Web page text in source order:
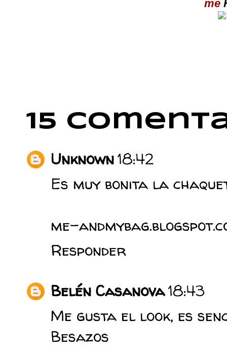
me
15
Unknown18:42
Es muy bonita la
me-
Responder
Belén Casanova18:43
Me gusta el look, es
Besazos